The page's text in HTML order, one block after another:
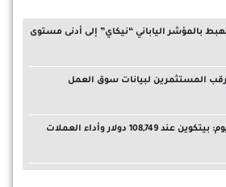
بالمؤشر الياباني “نيكاي” إلى أدنى مستوى
المستثمرين لبيانات سوق العمل
سوق العملات الرقمية اليوم: بيتكوين عند 108,749 دولار وأداء العملات